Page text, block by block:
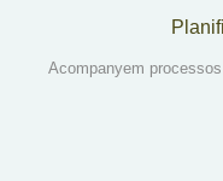
Acompanyem